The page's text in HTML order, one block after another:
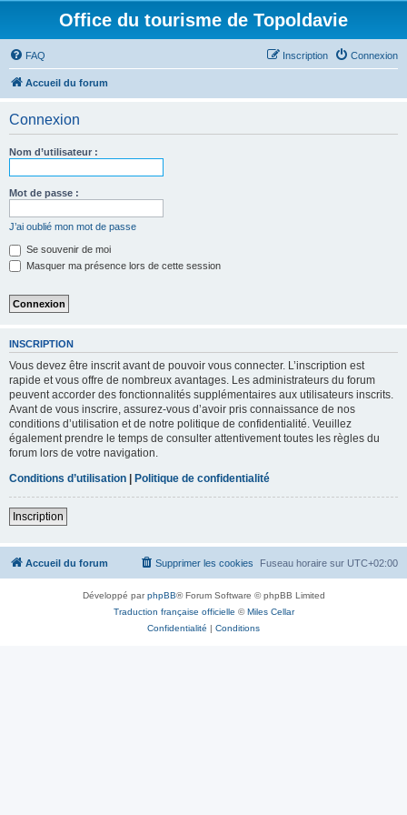
Office du tourisme de Topoldavie
FAQ Connexion
Inscription
Accueil du forum
Connexion
Nom d’utilisateur :
Mot de passe :
J’ai oublié mon mot de passe
Se souvenir de moi
Masquer ma présence lors de cette session
INSCRIPTION
Vous devez être inscrit avant de pouvoir vous connecter. L’inscription est
rapide et vous offre de nombreux avantages. Les administrateurs du forum
peuvent accorder des fonctionnalités supplémentaires aux utilisateurs inscrits.
Avant de vous inscrire, assurez-vous d’avoir pris connaissance de nos
conditions d’utilisation et de notre politique de confidentialité. Veuillez
également prendre le temps de consulter attentivement toutes les règles du
forum lors de votre navigation.
Conditions d’utilisation | Politique de confidentialité
Inscription
Accueil du forum Fuseau horaire sur UTC+02:00
Supprimer les cookies
Développé parphpBB® Forum Software © phpBB Limited
Traduction française officielle ©Miles Cellar
Confidentialité | Conditions